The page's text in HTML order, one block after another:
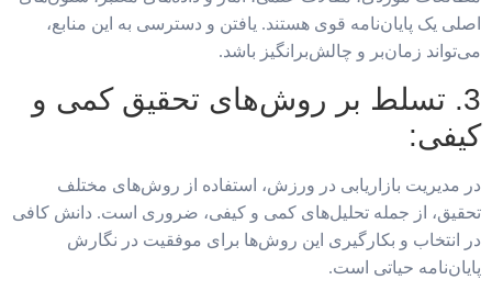
اصلی یک پایان‌نامه قوی هستند. یافتن و دسترسی به این منابع،
می‌تواند زمان‌بر و چالش‌برانگیز باشد.
3. تسلط بر روش‌های تحقیق کمی و
کیفی:
در مدیریت بازاریابی در ورزش، استفاده از روش‌های مختلف
تحقیق، از جمله تحلیل‌های کمی و کیفی، ضروری است. دانش کافی
در انتخاب و بکارگیری این روش‌ها برای موفقیت در نگارش
پایان‌نامه حیاتی است.